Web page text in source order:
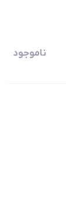
ناموجود